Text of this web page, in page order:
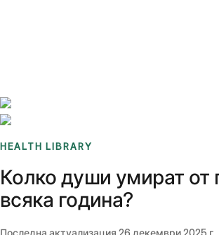
HEALTH LIBRARY
Колко души умират от
всяка година?